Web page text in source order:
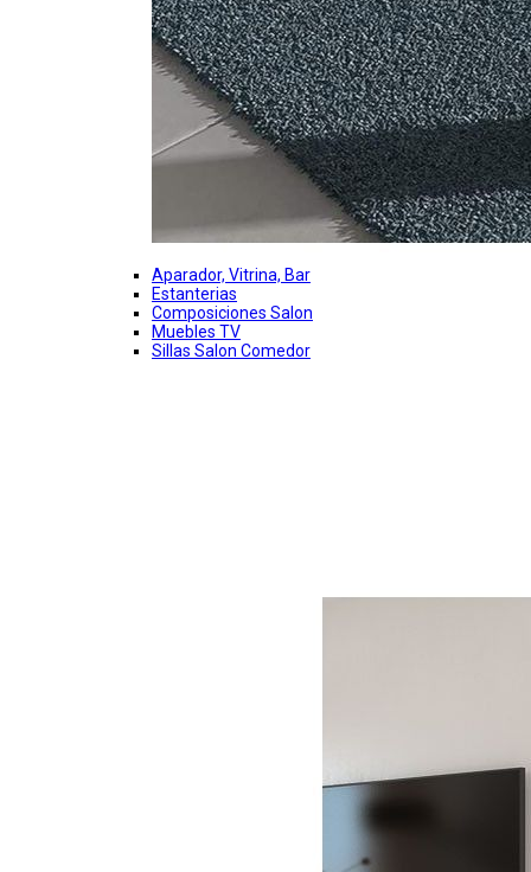
Aparador, Vitrina, Bar
Estanterias
Composiciones Salon
Muebles TV
Sillas Salon Comedor